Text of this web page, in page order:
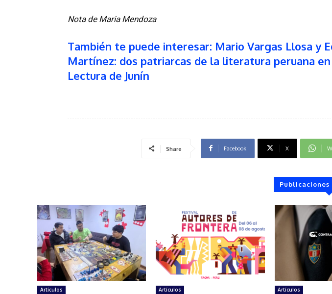
Nota de Maria Mendoza
También te puede interesar: Mario Vargas Llosa y
Martínez: dos patriarcas de la literatura peruana
Lectura de Junín
Share Facebook X
Artículos Artículos Artículos